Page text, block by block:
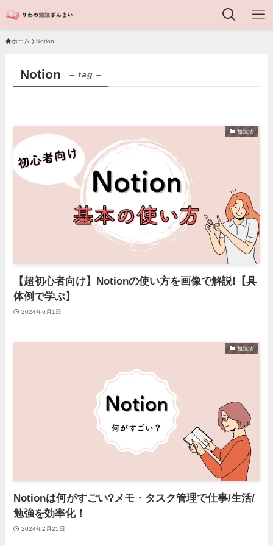
ホーム Notion
Notion – tag –
勉強法
【超初心者向け】Notionの使い方を画像で解説!【具
体例で学ぶ】
2024年6月1日
勉強法
Notionは何がすごい?メモ・タスク管理で仕事/生活/
勉強を効率化！
2024年2月25日